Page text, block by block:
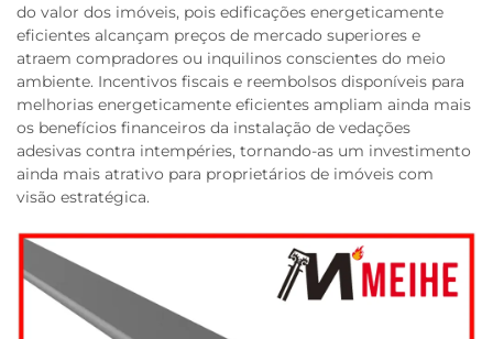
do valor dos imóveis, pois edificações energeticamente
eficientes alcançam preços de mercado superiores e
atraem compradores ou inquilinos conscientes do meio
ambiente. Incentivos fiscais e reembolsos disponíveis para
melhorias energeticamente eficientes ampliam ainda mais
os benefícios financeiros da instalação de vedações
adesivas contra intempéries, tornando-as um investimento
ainda mais atrativo para proprietários de imóveis com
visão estratégica.